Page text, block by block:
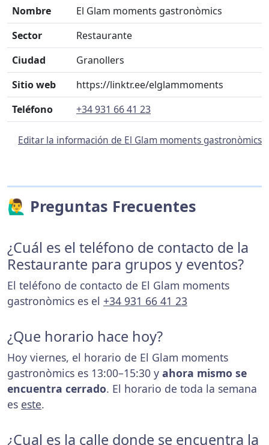
Nombre
El Glam moments gastronòmics
Sector
Restaurante
Ciudad
Granollers
Sitio web
https://linktr.ee/elglammoments
Teléfono
+34 931 66 41 23
Editar la información de El Glam moments gastronòmics
🙋‍♂️ Preguntas Frecuentes
¿Cuál es el teléfono de contacto de la
Restaurante para grupos y eventos?
El teléfono de contacto de El Glam moments
gastronòmics es el +34 931 66 41 23
¿Que horario hace hoy?
Hoy viernes, el horario de El Glam moments
gastronòmics es 13:00–15:30 y ahora mismo se
encuentra cerrado. El horario de toda la semana
es este.
¿Cual es la calle donde se encuentra la